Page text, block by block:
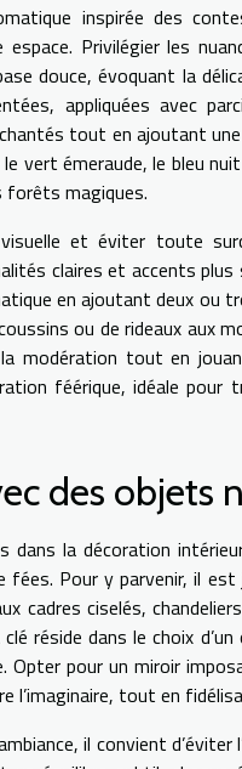
inspirée des
espace. Privilégier les
douce, évoquant la
appliquées avec
tout en ajoutant
vert émeraude, le bleu
forêts magiques.
et éviter toute
claires et accents
en ajoutant deux ou
ou de rideaux aux
la modération tout en
féérique, idéale pour
des objets
dans la décoration
fées. Pour y parvenir, il
cadres ciselés,
réside dans le choix
Opter pour un miroir
tout en
il convient